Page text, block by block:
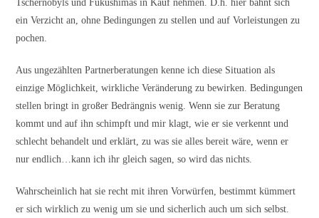
Tschernobyls und Fukushimas in Kauf nehmen. D.h. hier bahnt sich
ein Verzicht an, ohne Bedingungen zu stellen und auf Vorleistungen zu
pochen.
Aus ungezählten Partnerberatungen kenne ich diese Situation als
einzige Möglichkeit, wirkliche Veränderung zu bewirken. Bedingungen
stellen bringt in großer Bedrängnis wenig. Wenn sie zur Beratung
kommt und auf ihn schimpft und mir klagt, wie er sie verkennt und
schlecht behandelt und erklärt, zu was sie alles bereit wäre, wenn er
nur endlich…kann ich ihr gleich sagen, so wird das nichts.
Wahrscheinlich hat sie recht mit ihren Vorwürfen, bestimmt kümmert
er sich wirklich zu wenig um sie und sicherlich auch um sich selbst.